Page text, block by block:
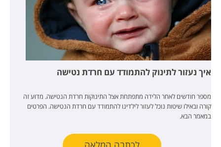
איך נעזור לתינוק להתמודד עם חרדת נטישה
מספר חודשים לאחר הלידה מתפתחת אצל התינוקות חרדת הנטישה. מדוע זה
קורה ובאילו שיטות נוכל לעזור לילדינו להתמודד עם חרדת הנטישה. הפרטים
במאמר הבא.